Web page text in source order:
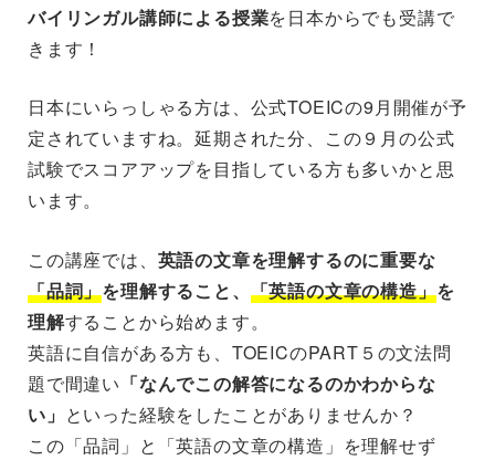
バイリンガル講師による授業を日本からでも受講で
きます！
日本にいらっしゃる方は、公式TOEICの9月開催が予
定されていますね。延期された分、この９月の公式
試験でスコアアップを目指している方も多いかと思
います。
この講座では、 英語の文章を理解するのに重要な
「品詞」を理解すること、 「英語の文章の構造」を
理解することから始めます。
英語に自信がある方も、TOEICのPART５の文法問
題で間違い 「なんでこの解答になるのかわからな
い」 といった経験をしたことがありませんか？
この「品詞」と「英語の文章の構造」を理解せず